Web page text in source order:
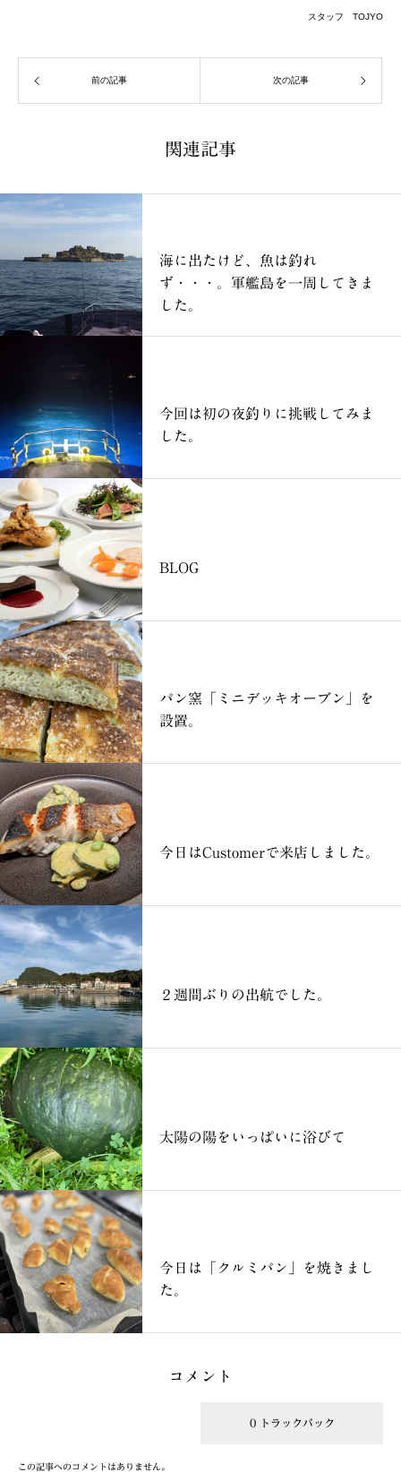
スタッフ TOJYO
前の記事 次の記事
関連記事
海に出たけど、魚は釣れ
ず・・・。軍艦島を一周してきま
した。
今回は初の夜釣りに挑戦してみま
した。
BLOG
パン窯「ミニデッキオーブン」を
設置。
今日はCustomerで来店しました。
２週間ぶりの出航でした。
太陽の陽をいっぱいに浴びて
今日は「クルミパン」を焼きまし
た。
コメント
0 トラックバック
この記事へのコメントはありません。